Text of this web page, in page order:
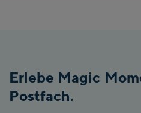
Erlebe Magic
Postfach.